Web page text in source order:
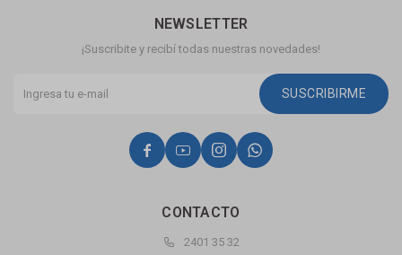
CONTACTO
2401 35 32
NEWSLETTER
¡Suscribite y recibí todas nuestras novedades!
SUSCRIBIRME
   